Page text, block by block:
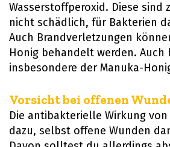
Wasserstoffperoxid. Diese sind
nicht schädlich, für Bakterien
Auch Brandverletzungen
Honig behandelt werden. Auch
insbesondere der Manuka-
Vorsicht bei offenen
Die antibakterielle Wirkung
dazu, selbst offene Wunden